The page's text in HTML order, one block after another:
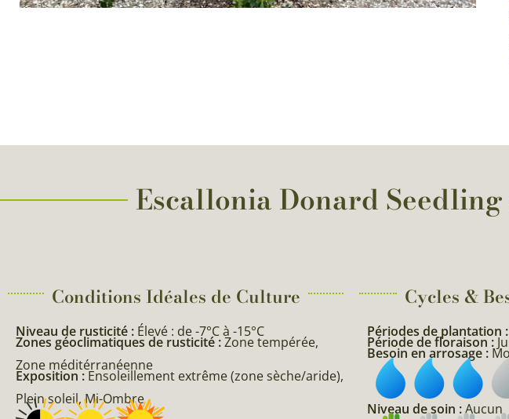
Escallonia Donard
Conditions Idéales de Culture
Niveau de rusticité : Élevé : de -7°C à -15°C
Zones géoclimatiques de rusticité :Zone tempérée,
Zone méditérranéenne
Exposition : Ensoleillement extrême (zone sèche/aride),
Plein soleil, Mi-Ombre
Cycles &
Périodes de plantation :
Période de floraison :
Besoin en arrosage :
Niveau de soin :Aucun